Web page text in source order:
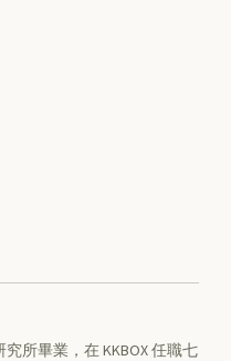
所畢業，在 KKBOX 任職七